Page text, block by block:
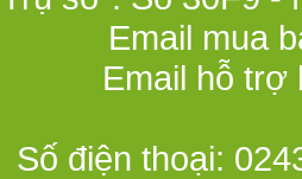
Email mua
Email hỗ trợ
Số điện thoại: